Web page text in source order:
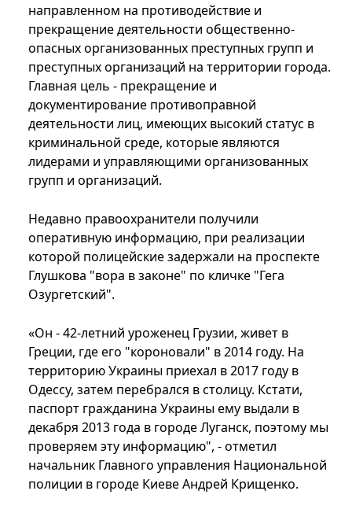
направленном на противодействие и
прекращение деятельности общественно-
опасных организованных преступных групп и
преступных организаций на территории города.
Главная цель - прекращение и
документирование противоправной
деятельности лиц, имеющих высокий статус в
криминальной среде, которые являются
лидерами и управляющими организованных
групп и организаций.
Недавно правоохранители получили
оперативную информацию, при реализации
которой полицейские задержали на проспекте
Глушкова "вора в законе" по кличке "Гега
Озургетский".
«Он - 42-летний уроженец Грузии, живет в
Греции, где его "короновали" в 2014 году. На
территорию Украины приехал в 2017 году в
Одессу, затем перебрался в столицу. Кстати,
паспорт гражданина Украины ему выдали в
декабря 2013 года в городе Луганск, поэтому мы
проверяем эту информацию", - отметил
начальник Главного управления Национальной
полиции в городе Киеве Андрей Крищенко.